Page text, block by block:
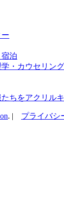
泊
・カウセリン
ちをアクリル
. | プライバシ